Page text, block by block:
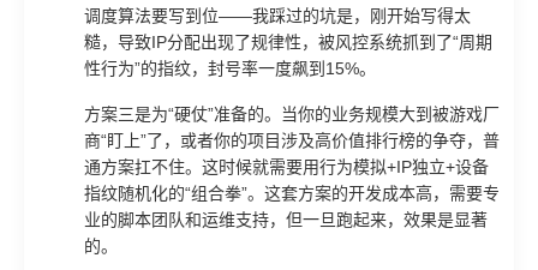
调度算法要写到位——我踩过的坑是，刚开始写得太
糙，导致IP分配出现了规律性，被风控系统抓到了“周期
性行为”的指纹，封号率一度飙到15%。
方案三是为“硬仗”准备的。当你的业务规模大到被游戏厂
商“盯上”了，或者你的项目涉及高价值排行榜的争夺，普
通方案扛不住。这时候就需要用行为模拟+IP独立+设备
指纹随机化的“组合拳”。这套方案的开发成本高，需要专
业的脚本团队和运维支持，但一旦跑起来，效果是显著
的。